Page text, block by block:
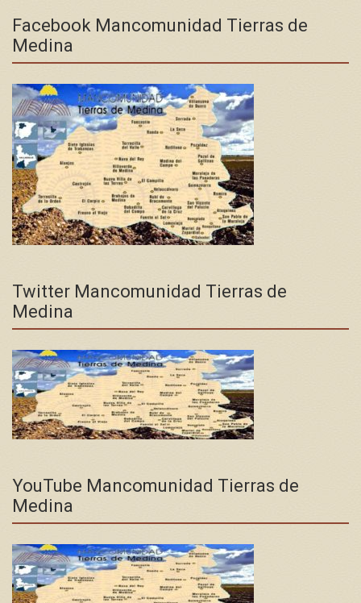
Facebook Mancomunidad Tierras de
Medina
Twitter Mancomunidad Tierras de
Medina
YouTube Mancomunidad Tierras de
Medina